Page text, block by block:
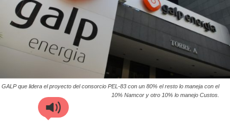
GALP que lidera el proyecto del consorcio PEL-83 con un 80% el resto lo maneja con el
10% Namcor y otro 10% lo manejo Custos.